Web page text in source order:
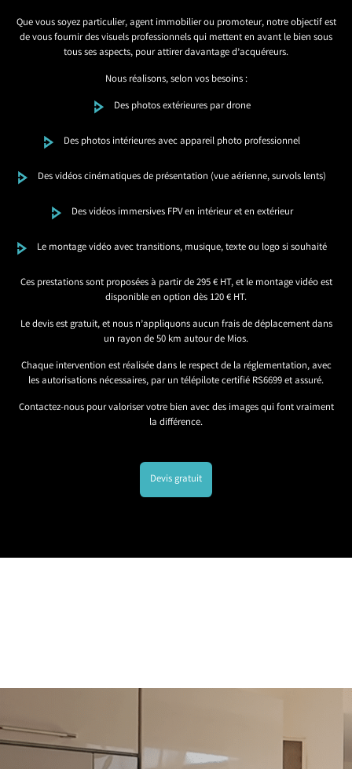
Que vous soyez particulier, agent immobilier ou promoteur, notre objectif est
de vous fournir des visuels professionnels qui mettent en avant le bien sous
tous ses aspects, pour attirer davantage d’acquéreurs.
Nous réalisons, selon vos besoins :
Des photos extérieures par drone
Des photos intérieures avec appareil photo professionnel
Des vidéos cinématiques de présentation (vue aérienne, survols lents)
Des vidéos immersives FPV en intérieur et en extérieur
Le montage vidéo avec transitions, musique, texte ou logo si souhaité
Ces prestations sont proposées à partir de 295 € HT, et le montage vidéo est
disponible en option dès 120 € HT.
Le devis est gratuit, et nous n’appliquons aucun frais de déplacement dans
un rayon de 50 km autour de Mios.
Chaque intervention est réalisée dans le respect de la réglementation, avec
les autorisations nécessaires, par un télépilote certifié RS6699 et assuré.
Contactez-nous pour valoriser votre bien avec des images qui font vraiment
la différence.
Devis gratuit